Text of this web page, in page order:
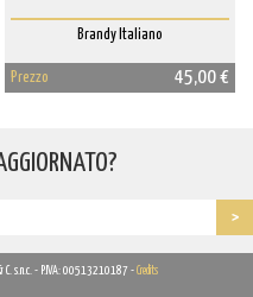
Brandy Italiano
Prezzo 45,00 €
& C. s.n.c. - P.IVA: 00513210187 - Credits